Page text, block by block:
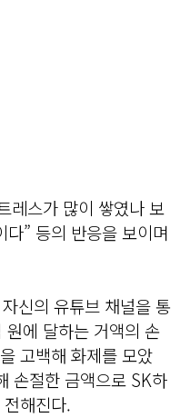
레스가 많이 쌓였나 보
다” 등의 반응을 보이며
신의 유튜브 채널을 통
에 달하는 거액의 손
고백해 화제를 모았
손절한 금액으로 SK하
해진다.